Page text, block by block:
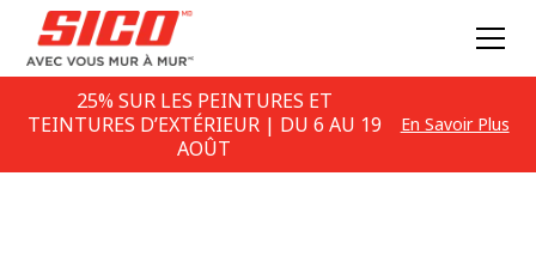
25% SUR LES PEINTURES ET
TEINTURES D’EXTÉRIEUR | DU 6 AU 19
AOÛT
En Savoir Plus